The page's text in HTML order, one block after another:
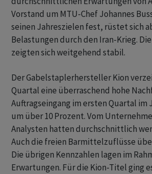
Vorstand um MTU-Chef Johannes
seinen Jahreszielen fest, rüstet sich
Belastungen durch den Iran-Krieg.
zeigten sich weitgehend stabil.
Der Gabelstaplerhersteller Kion
Quartal eine überraschend hohe
Auftragseingang im ersten Quartal im
um über 10 Prozent. Vom
Analysten hatten durchschnittlich
Auch die freien Barmittelzuflüsse
Die übrigen Kennzahlen lagen im
Erwartungen. Für die Kion-Titel ging